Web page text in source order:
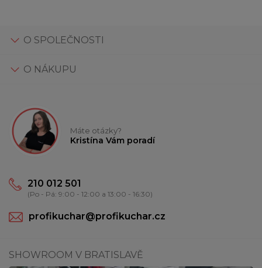
O SPOLEČNOSTI
O NÁKUPU
Máte otázky?
Kristína Vám poradí
210 012 501
(Po - Pá: 9:00 - 12:00 a 13:00 - 16:30)
profikuchar@profikuchar.cz
SHOWROOM V BRATISLAVĚ